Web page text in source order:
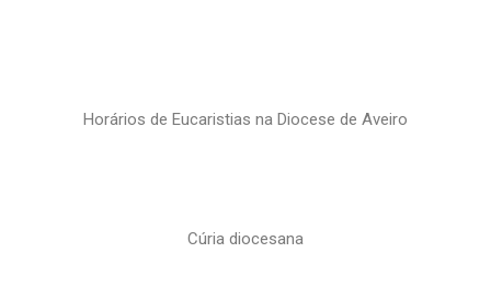
Horários de Eucaristias na Diocese de Aveiro
Cúria diocesana